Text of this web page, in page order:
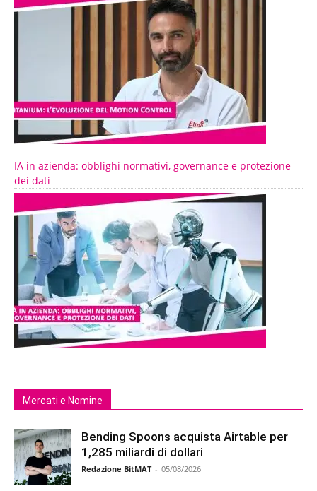
IA in azienda: obblighi normativi, governance e protezione
dei dati
Mercati e Nomine
Bending Spoons acquista Airtable per
1,285 miliardi di dollari
Redazione BitMAT - 05/08/2026